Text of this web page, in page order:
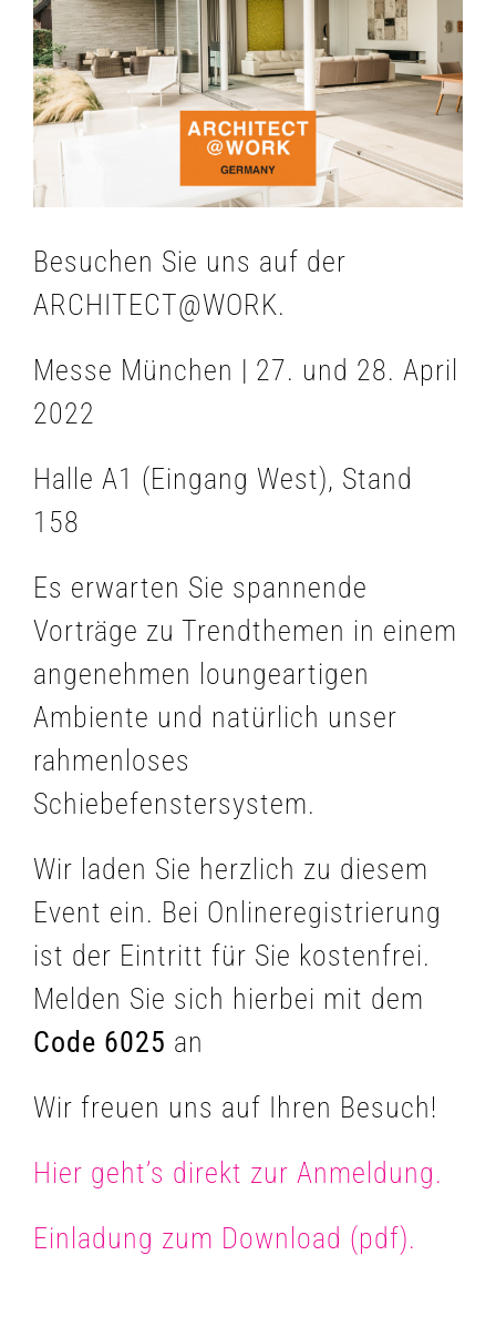
Besuchen Sie uns auf der
ARCHITECT@WORK.
Messe München | 27. und 28. April
2022
Halle A1 (Eingang West), Stand
158
Es erwarten Sie spannende
Vorträge zu Trendthemen in einem
angenehmen loungeartigen
Ambiente und natürlich unser
rahmenloses
Schiebefenstersystem.
Wir laden Sie herzlich zu diesem
Event ein. Bei Onlineregistrierung
ist der Eintritt für Sie kostenfrei.
Melden Sie sich hierbei mit dem
Code 6025 an
Wir freuen uns auf Ihren Besuch!
Hier geht’s direkt zur Anmeldung.
Einladung zum Download (pdf).